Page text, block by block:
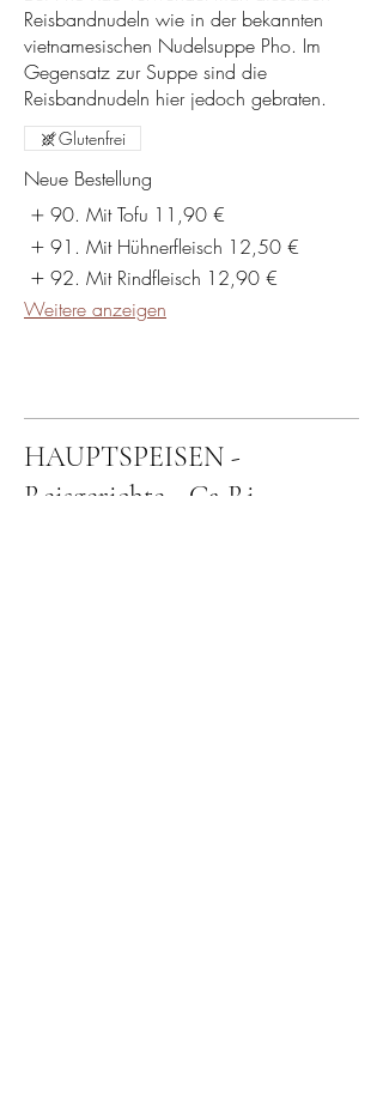
Reisbandnudeln wie in der bekannten
vietnamesischen Nudelsuppe Pho. Im
Gegensatz zur Suppe sind die
Reisbandnudeln hier jedoch gebraten.
Glutenfrei
Neue Bestellung
90. Mit Tofu 11,90 €
91. Mit Hühnerfleisch 12,50 €
92. Mit Rindfleisch 12,90 €
Weitere anzeigen
HAUPTSPEISEN -
Reisgerichte - Ca Ri